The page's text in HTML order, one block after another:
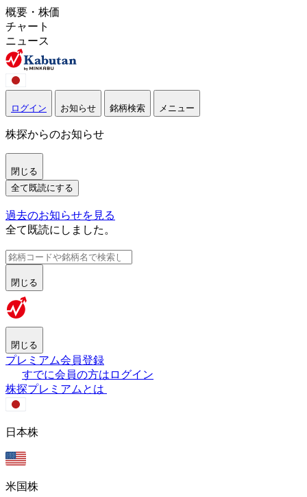
概要・株価
チャート
ニュース
ログイン お知らせ 銘柄検索 メニュー
株探からのお知らせ
閉じる
全て既読にする
過去のお知らせを見る
全て既読にしました。
閉じる
閉じる
プレミアム会員登録
すでに会員の方はログイン
株探プレミアムとは
日本株
米国株